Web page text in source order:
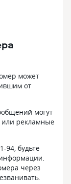
может
от
могут
или рекламные
94, будьте
через